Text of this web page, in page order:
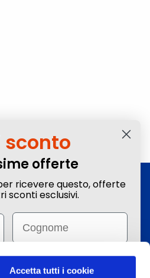
Accetta tutti i cookie
Newsletter
esclusivi! Subito un
selezionate.
Invia
sconto
offerte
ricevere questo, offerte
sconti esclusivi.
Email